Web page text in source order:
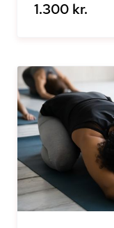
1.300 kr.